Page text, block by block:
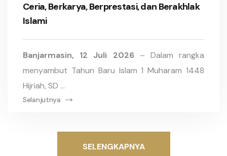
Ceria, Berkarya, Berprestasi, dan Berakhlak
Islami
Banjarmasin, 12 Juli 2026 – Dalam rangka
menyambut Tahun Baru Islam 1 Muharam 1448
Hijriah, SD ...
Selanjutnya
SELENGKAPNYA